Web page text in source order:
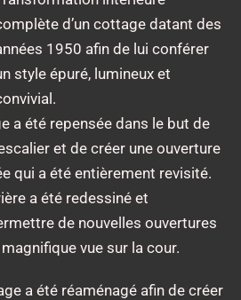
d’un cottage datant des
1950 afin de lui conférer
style épuré, lumineux et
a été repensée dans le but de
et de créer une ouverture
qui a été entièrement revisité.
a été redessiné et
de nouvelles ouvertures
vue sur la cour.
a été réaménagé afin de créer